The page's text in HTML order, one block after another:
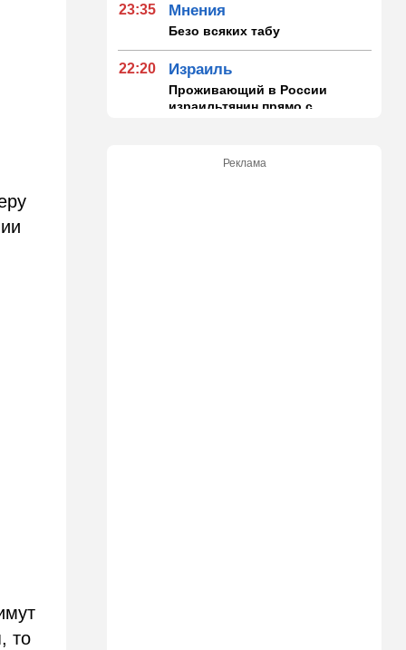
то
23:35 Мнения
Безо всяких табу
22:20 Израиль
Проживающий в России
израильтянин прямо с
ИзраильРеклама